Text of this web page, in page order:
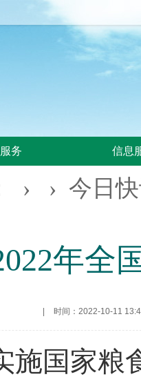
务 信息
› › 今日
年全
时间：2022-10-11
国家粮